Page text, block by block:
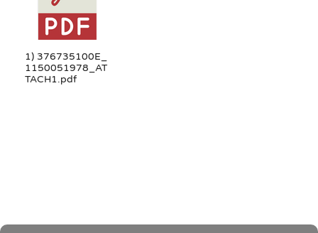
1) 376735100E_
1150051978_AT
TACH1.pdf